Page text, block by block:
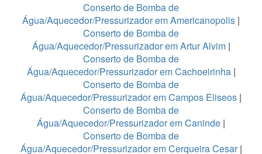
Conserto de Bomba de
Água/Aquecedor/Pressurizador em Americanopolis |
Conserto de Bomba de
Água/Aquecedor/Pressurizador em Artur Alvim |
Conserto de Bomba de
Água/Aquecedor/Pressurizador em Cachoeirinha|
Conserto de Bomba de
Água/Aquecedor/Pressurizador em Campos Eliseos |
Conserto de Bomba de
Água/Aquecedor/Pressurizador em Caninde |
Conserto de Bomba de
Água/Aquecedor/Pressurizador em Cerqueira Cesar|